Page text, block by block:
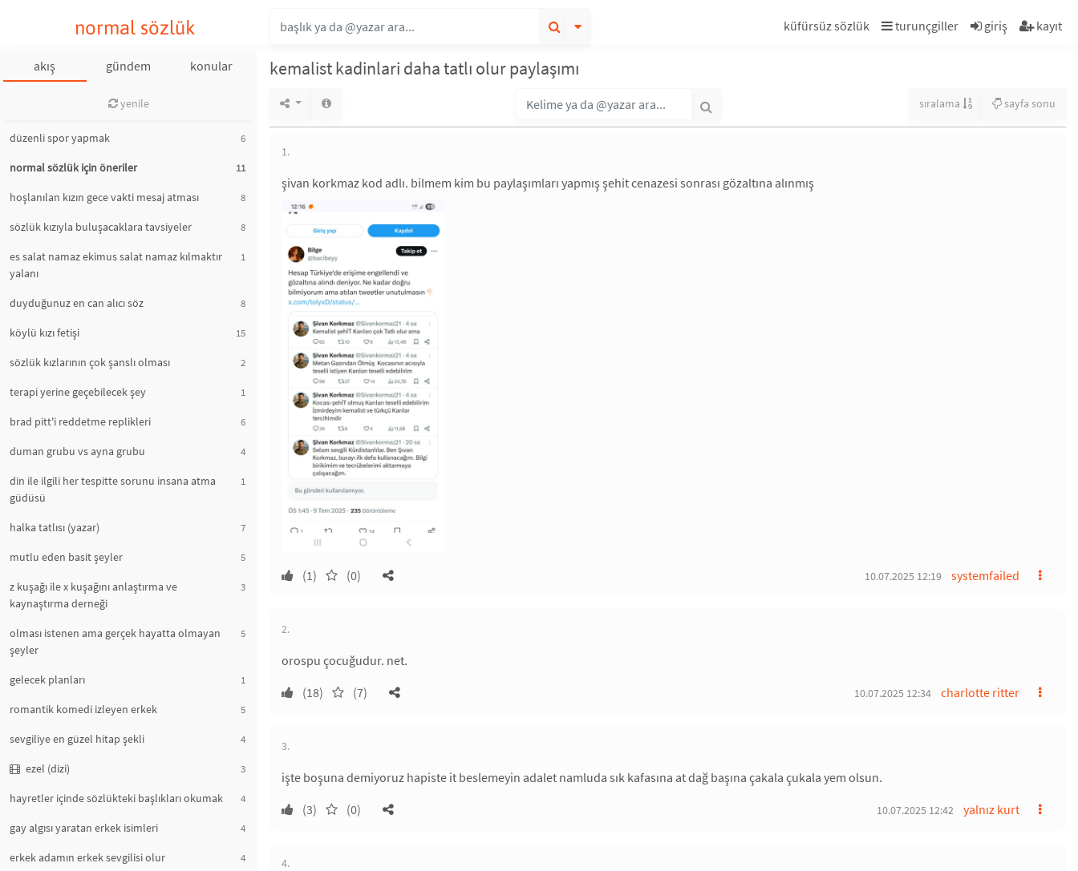
normal sözlük küfürsüz sözlük turunçgiller giriş kayıt
akış gündem konular
yenile
düzenli spor yapmak 6
normal sözlük için öneriler 11
hoşlanılan kızın gece vakti mesaj atması 8
sözlük kızıyla buluşacaklara tavsiyeler 8
es salat namaz ekimus salat namaz kılmaktır
yalanı
1
duyduğunuz en can alıcı söz 8
köylü kızı fetişi 15
sözlük kızlarının çok şanslı olması 2
terapi yerine geçebilecek şey 1
brad pitt'i reddetme replikleri 6
duman grubu vs ayna grubu 4
din ile ilgili her tespitte sorunu insana atma
güdüsü
1
halka tatlısı (yazar) 7
mutlu eden basit şeyler 5
z kuşağı ile x kuşağını anlaştırma ve
kaynaştırma derneği
3
olması istenen ama gerçek hayatta olmayan
şeyler
5
gelecek planları 1
romantik komedi izleyen erkek 5
sevgiliye en güzel hitap şekli 4
ezel (dizi) 3
hayretler içinde sözlükteki başlıkları okumak 4
gay algısı yaratan erkek isimleri 4
erkek adamın erkek sevgilisi olur 4
kemalist kadinlari daha tatlı olur paylaşımı
sıralama sayfa sonu
1.
şivan korkmaz kod adlı. bilmem kim bu paylaşımları yapmış şehit cenazesi sonrası gözaltına alınmış
(1) (0) systemfailed
10.07.2025 12:19
2.
orospu çocuğudur. net.
(18)
(7) charlotte ritter
10.07.2025 12:34
3.
işte boşuna demiyoruz hapiste it beslemeyin adalet namluda sık kafasına at dağ başına çakala çukala yem olsun.
(3)
(0) yalnız kurt
10.07.2025 12:42
4.